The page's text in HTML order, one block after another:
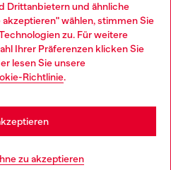
Drittanbietern und ähnliche
wählen, stimmen Sie
zu. Für weitere
Ihrer Präferenzen klicken Sie
lesen Sie unsere
Richtlinie.
zu akzeptieren
Angebot, online und
erfahren
website, but it seems you